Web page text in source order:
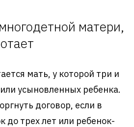
матери,
мать, у которой три и
усыновленных ребенка.
договор, если в
до трех лет или ребенок-